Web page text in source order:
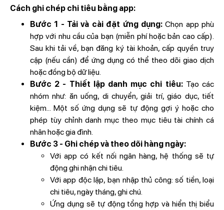
Cách ghi chép chi tiêu bằng app:
Bước 1 - Tải và cài đặt ứng dụng:Chọn app phù
hợp với nhu cầu của bạn (miễn phí hoặc bản cao cấp).
Sau khi tải về, bạn đăng ký tài khoản, cấp quyền truy
cập (nếu cần) để ứng dụng có thể theo dõi giao dịch
hoặc đồng bộ dữ liệu.
Bước 2 - Thiết lập danh mục chi tiêu: Tạo các
nhóm như: ăn uống, di chuyển, giải trí, giáo dục, tiết
kiệm... Một số ứng dụng sẽ tự động gợi ý hoặc cho
phép tùy chỉnh danh mục theo mục tiêu tài chính cá
nhân hoặc gia đình.
Bước 3 - Ghi chép và theo dõi hàng ngày:
Với app có kết nối ngân hàng, hệ thống sẽ tự
động ghi nhận chi tiêu.
Với app độc lập, bạn nhập thủ công: số tiền, loại
chi tiêu, ngày tháng, ghi chú.
Ứng dụng sẽ tự động tổng hợp và hiển thị biểu